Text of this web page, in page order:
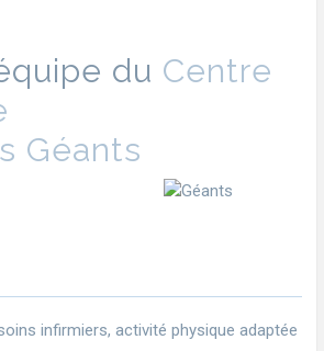
du Centre
Géants
infirmiers, activité physique adaptée